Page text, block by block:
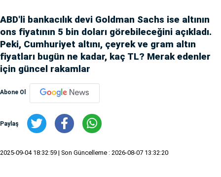
ABD'li bankacılık devi Goldman Sachs ise altının
ons fiyatının 5 bin doları görebileceğini açıkladı.
Peki, Cumhuriyet altını, çeyrek ve gram altın
fiyatları bugün ne kadar, kaç TL? Merak edenler
için güncel rakamlar
Abone Ol
Paylaş
2025-09-04 18:32:59 | Son Güncelleme : 2026-08-07 13:32:20